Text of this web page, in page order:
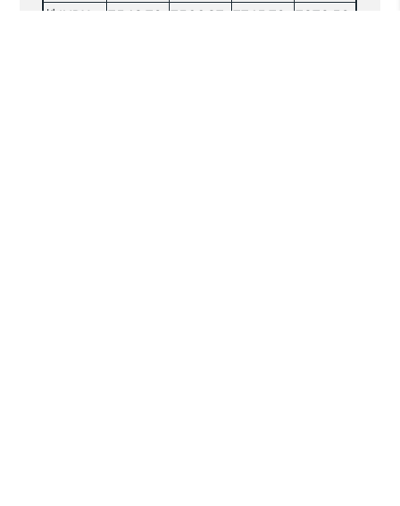
株INDX
7548.72 7566.87 7745.72
7879.53